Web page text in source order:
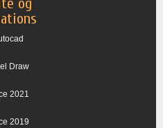
og
Draw
2021
2019